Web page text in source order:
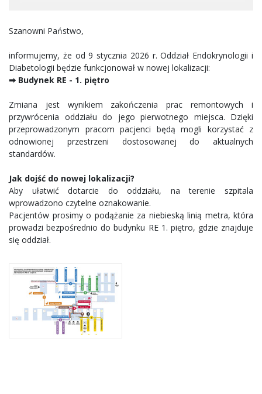
Szanowni Państwo,
informujemy, że od 9 stycznia 2026 r. Oddział Endokrynologii i
Diabetologii będzie funkcjonował w nowej lokalizacji:
➡ Budynek RE - 1. piętro
Zmiana jest wynikiem zakończenia prac remontowych i
przywrócenia oddziału do jego pierwotnego miejsca. Dzięki
przeprowadzonym pracom pacjenci będą mogli korzystać z
odnowionej przestrzeni dostosowanej do aktualnych
standardów.
Jak dojść do nowej lokalizacji?
Aby ułatwić dotarcie do oddziału, na terenie szpitala
wprowadzono czytelne oznakowanie.
Pacjentów prosimy o podążanie za niebieską linią metra, która
prowadzi bezpośrednio do budynku RE 1. piętro, gdzie znajduje
się oddział.